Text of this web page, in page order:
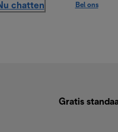
chatten Bel ons
Gratis